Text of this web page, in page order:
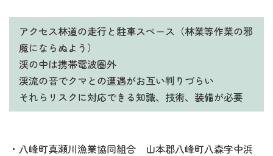
アクセス林道の走行と駐車スペース（林業等作業の邪
魔にならぬよう）
渓の中は携帯電波圏外
渓流の音でクマとの遭遇がお互い判りづらい
それらリスクに対応できる知識、技術、装備が必要
・八峰町真瀬川漁業協同組合 山本郡八峰町八森字中浜